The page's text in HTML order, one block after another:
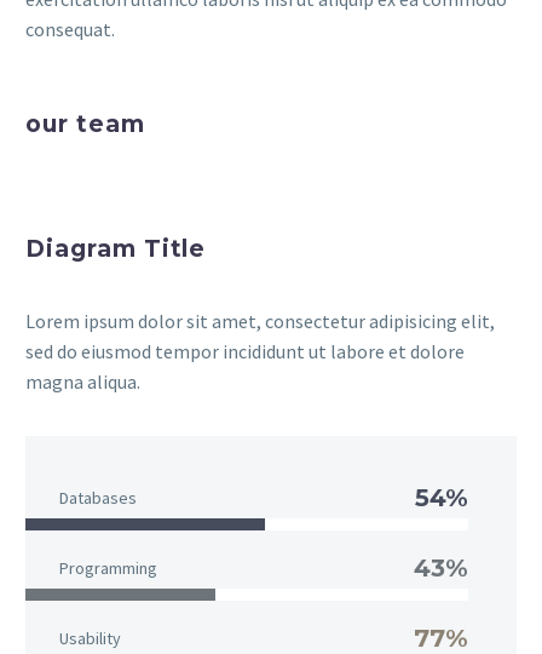
consequat.
our team
Diagram Title
Lorem ipsum dolor sit amet, consectetur adipisicing elit,
sed do eiusmod tempor incididunt ut labore et dolore
magna aliqua.
Databases 54%
Programming 43%
Usability 77%